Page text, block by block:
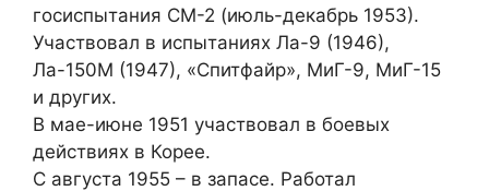
госиспытания СМ-2 (июль-декабрь 1953).
Участвовал в испытаниях Ла-9 (1946),
Ла-150М (1947), «Спитфайр», МиГ-9, МиГ-15
и других.
В мае-июне 1951 участвовал в боевых
действиях в Корее.
С августа 1955 – в запасе. Работал